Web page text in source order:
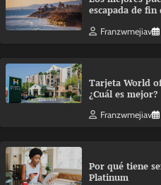
escapada de fin
Franzwmejiav
Tarjeta World
¿Cuál es mejor?
Franzwmejiav
Por qué tiene
Platinum